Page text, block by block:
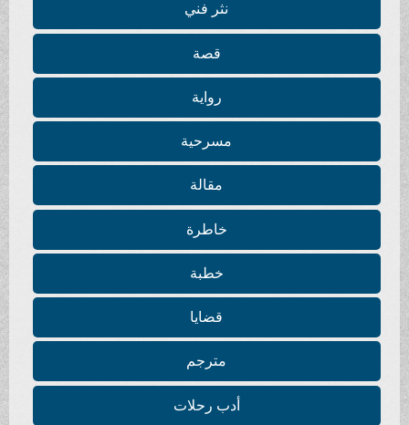
نثر فني
قصة
رواية
مسرحية
مقالة
خاطرة
خطبة
قضايا
مترجم
أدب رحلات